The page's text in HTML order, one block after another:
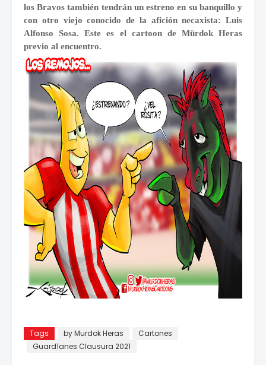
los Bravos también tendrán un estreno en su banquillo y
con otro viejo conocido de la afición necaxista: Luis
Alfonso Sosa. Este es el cartoon de Mürdok Heras
previo al encuentro.
Tags by Murdok Heras
Cartones
Guard1anes Clausura 2021